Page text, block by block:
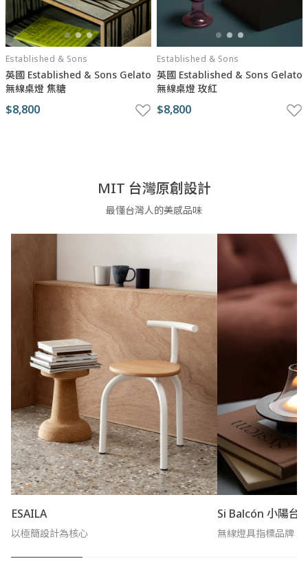
Established & Sons
英國 Established & Sons Gelato
無線桌燈 焦糖
$8,800
Established & Sons
英國 Established & Sons Gelato
無線桌燈 玫紅
$8,800
MIT 台灣原創設計
最懂台灣人的美感品味
ESAILA
以極簡設計為核心
Si Balcón 小陽台
無線燈具指標品牌